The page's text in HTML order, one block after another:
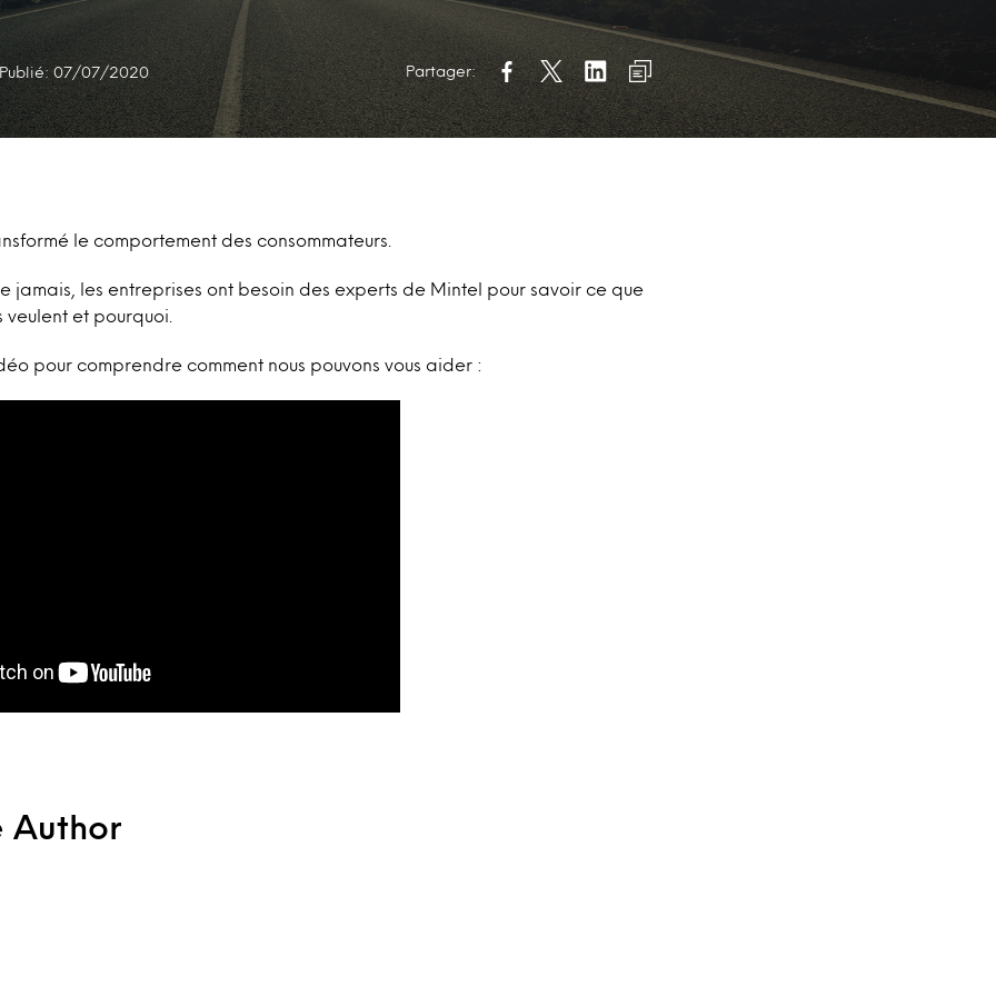
Publié: 07/07/2020 Partager:
le comportement des consommateurs.
jamais, les entreprises ont besoin des experts de Mintel pour savoir ce que
veulent et pourquoi.
pour comprendre comment nous pouvons vous aider :
Author